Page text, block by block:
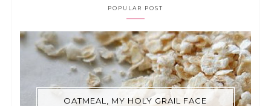
POPULAR POST
OATMEAL, MY HOLY GRAIL FACE